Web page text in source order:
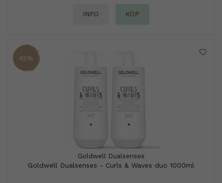
INFO KÖP
45%
Goldwell Dualsenses
Goldwell Dualsenses - Curls & Waves duo 1000ml